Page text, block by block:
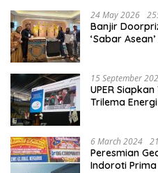
24 May 2026
Banjir
‘Sabar
15 September
UPER
Trilema
6 March 2024
Peresmian
Indoroti Prima